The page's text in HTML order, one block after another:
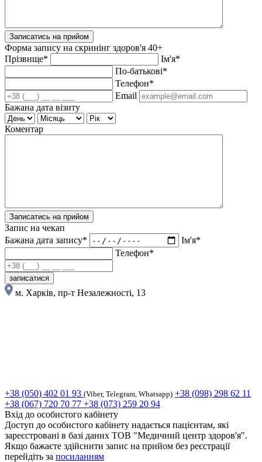
Записатись на прийом
Форма запису на скринінг здоров'я 40+
Прізвище*
Ім'я*
По-батькові*
Телефон*
Email
Бажана дата візиту
Коментар
Записатись на прийом
Запис на чекап
Бажана дата запису*
Ім'я*
Телефон*
записатися
м. Харків, пр-т Незалежності, 13
+38 (050) 402 01 93 (Viber, Telegram, Whatsapp) +38 (098) 298 62 11
+38 (067) 720 70 77 +38 (073) 259 20 94
Вхід до особистого кабінету
Доступ до особистого кабінету надається пацієнтам, які
зареєстровані в базі даних ТОВ "Медичний центр здоров'я".
Якщо бажаєте здійснити запис на прийом без реєстрації
перейдіть за посиланням